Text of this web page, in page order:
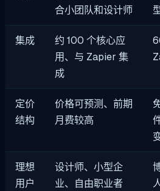
合小团队和设计师
集成
约 100 个核心应
用、与 Zapier 集
成
定价
结构
价格可预测、前期
月费较高
理想
用户
设计师、小型企
业、自由职业者